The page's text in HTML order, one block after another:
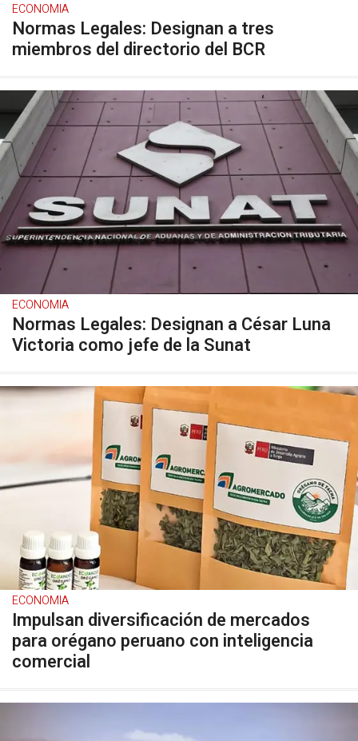
ECONOMIA
Normas Legales: Designan a tres
miembros del directorio del BCR
ECONOMIA
Normas Legales: Designan a César Luna
Victoria como jefe de la Sunat
ECONOMIA
Impulsan diversificación de mercados
para orégano peruano con inteligencia
comercial